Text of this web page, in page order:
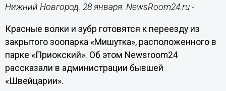
Нижний Новгород. 28 января. NewsRoom24.ru -
Красные волки и зубр готовятся к переезду из
закрытого зоопарка «Мишутка», расположенного в
парке «Приокский». Об этом Newsroom24
рассказали в администрации бывшей
«Швейцарии».